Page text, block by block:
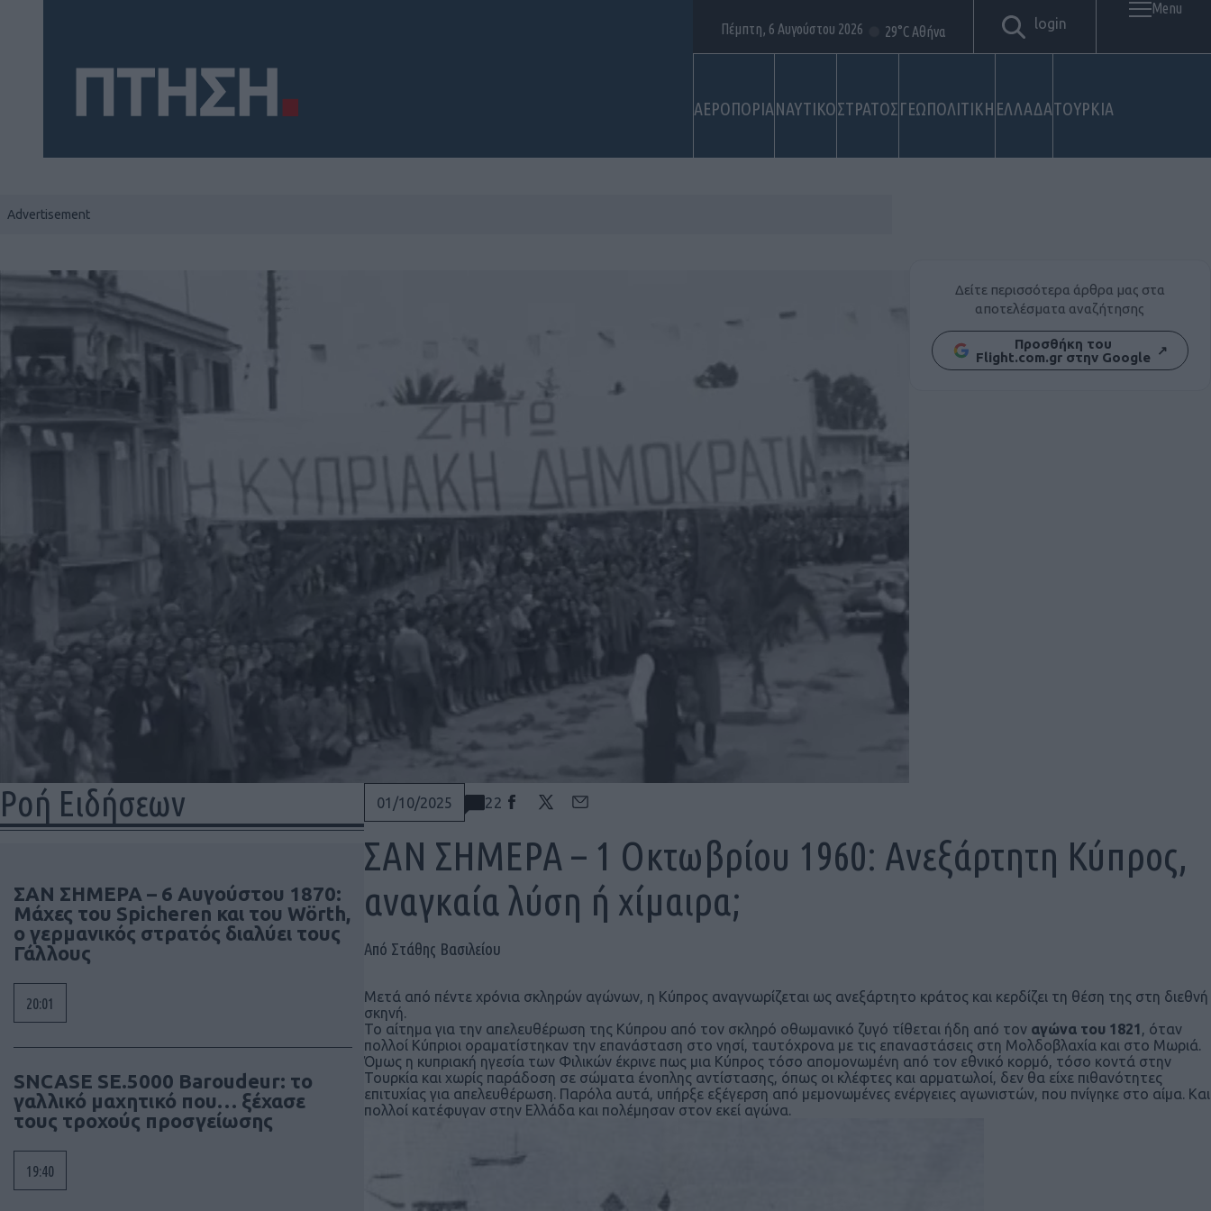
ΑΕΡΟΠΟΡΙΑΝΑΥΤΙΚΟΣΤΡΑΤΟΣΓΕΩΠΟΛΙΤΙΚΗ ΕΛΛΑΔΑΤΟΥΡΚΙΑ
Πέμπτη, 6 Αυγούστου 2026 29°C Αθήνα login
Menu
Ροή Ειδήσεων
ΣΑΝ ΣΗΜΕΡΑ – 6 Αυγούστου 1870:
Μάχες του Spicheren και του Wörth,
ο γερμανικός στρατός διαλύει τους
Γάλλους
20:01
SNCASE SE.5000 Baroudeur: το
γαλλικό μαχητικό που… ξέχασε
τους τροχούς προσγείωσης
19:40
Δείτε περισσότερα άρθρα μας στα
αποτελέσματα αναζήτησης
Προσθήκη του
Flight.com.gr στην Google ↗
01/10/2025 22
ΣΑΝ ΣΗΜΕΡΑ – 1 Οκτωβρίου 1960: Ανεξάρτητη Κύπρος,
αναγκαία λύση ή χίμαιρα;
Από Στάθης Βασιλείου
Μετά από πέντε χρόνια σκληρών αγώνων, η Κύπρος αναγνωρίζεται ως ανεξάρτητο κράτος και κερδίζει τη θέση της στη διεθνή
σκηνή.
Το αίτημα για την απελευθέρωση της Κύπρου από τον σκληρό οθωμανικό ζυγό τίθεται ήδη από τον αγώνα του 1821, όταν
πολλοί Κύπριοι οραματίστηκαν την επανάσταση στο νησί, ταυτόχρονα με τις επαναστάσεις στη Μολδοβλαχία και στο Μωριά.
Όμως η κυπριακή ηγεσία των Φιλικών έκρινε πως μια Κύπρος τόσο απομονωμένη από τον εθνικό κορμό, τόσο κοντά στην
Τουρκία και χωρίς παράδοση σε σώματα ένοπλης αντίστασης, όπως οι κλέφτες και αρματωλοί, δεν θα είχε πιθανότητες
επιτυχίας για απελευθέρωση. Παρόλα αυτά, υπήρξε εξέγερση από μεμονωμένες ενέργειες αγωνιστών, που πνίγηκε στο αίμα. Και
πολλοί κατέφυγαν στην Ελλάδα και πολέμησαν στον εκεί αγώνα.